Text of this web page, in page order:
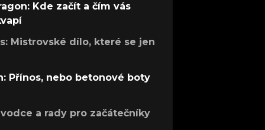
Kde začít a čím vás
Mistrovské dílo, které se jen
Přínos, nebo betonové boty
a rady pro začátečníky